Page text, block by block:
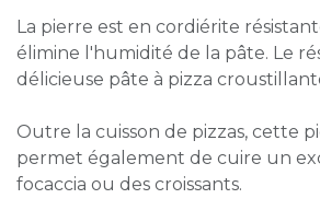
La pierre est en cordiérite
élimine l'humidité de la pâte. Le
délicieuse pâte à pizza
Outre la cuisson de pizzas, cette
permet également de cuire un
focaccia ou des croissants.